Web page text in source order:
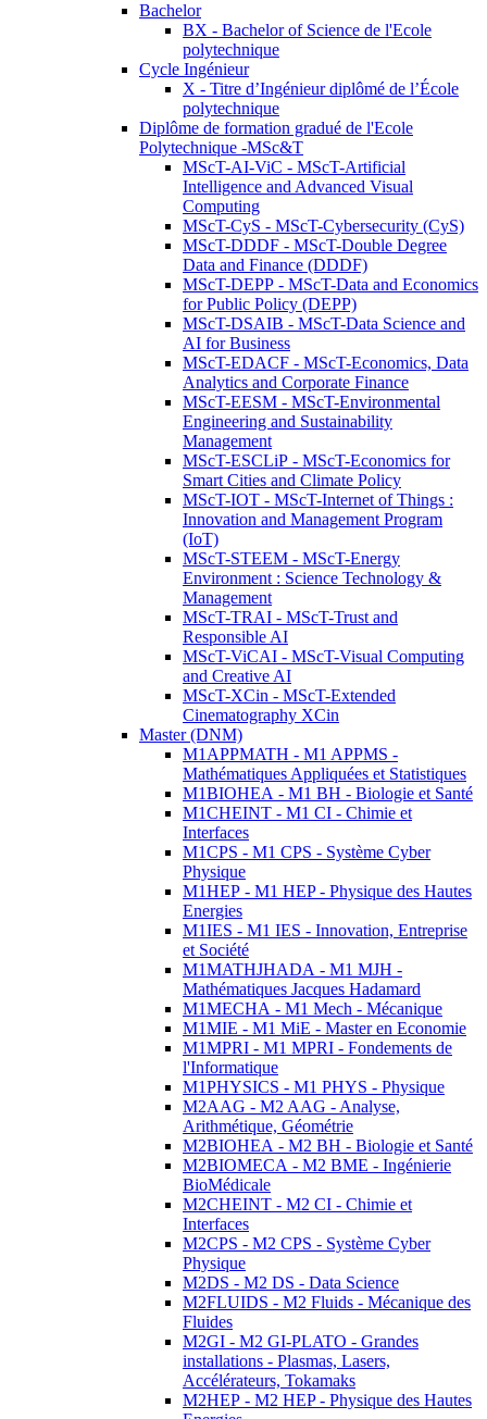
Bachelor
BX - Bachelor of Science de l'Ecole
polytechnique
Cycle Ingénieur
X - Titre d’Ingénieur diplômé de l’École
polytechnique
Diplôme de formation gradué de l'Ecole
Polytechnique -MSc&T
MScT-AI-ViC - MScT-Artificial
Intelligence and Advanced Visual
Computing
MScT-CyS - MScT-Cybersecurity (CyS)
MScT-DDDF - MScT-Double Degree
Data and Finance (DDDF)
MScT-DEPP - MScT-Data and Economics
for Public Policy (DEPP)
MScT-DSAIB - MScT-Data Science and
AI for Business
MScT-EDACF - MScT-Economics, Data
Analytics and Corporate Finance
MScT-EESM - MScT-Environmental
Engineering and Sustainability
Management
MScT-ESCLiP - MScT-Economics for
Smart Cities and Climate Policy
MScT-IOT - MScT-Internet of Things :
Innovation and Management Program
(IoT)
MScT-STEEM - MScT-Energy
Environment : Science Technology &
Management
MScT-TRAI - MScT-Trust and
Responsible AI
MScT-ViCAI - MScT-Visual Computing
and Creative AI
MScT-XCin - MScT-Extended
Cinematography XCin
Master (DNM)
M1APPMATH - M1 APPMS -
Mathématiques Appliquées et Statistiques
M1BIOHEA - M1 BH - Biologie et Santé
M1CHEINT - M1 CI - Chimie et
Interfaces
M1CPS - M1 CPS - Système Cyber
Physique
M1HEP - M1 HEP - Physique des Hautes
Energies
M1IES - M1 IES - Innovation, Entreprise
et Société
M1MATHJHADA - M1 MJH -
Mathématiques Jacques Hadamard
M1MECHA - M1 Mech - Mécanique
M1MIE - M1 MiE - Master en Economie
M1MPRI - M1 MPRI - Fondements de
l'Informatique
M1PHYSICS - M1 PHYS - Physique
M2AAG - M2 AAG - Analyse,
Arithmétique, Géométrie
M2BIOHEA - M2 BH - Biologie et Santé
M2BIOMECA - M2 BME - Ingénierie
BioMédicale
M2CHEINT - M2 CI - Chimie et
Interfaces
M2CPS - M2 CPS - Système Cyber
Physique
M2DS - M2 DS - Data Science
M2FLUIDS - M2 Fluids - Mécanique des
Fluides
M2GI - M2 GI-PLATO - Grandes
installations - Plasmas, Lasers,
Accélérateurs, Tokamaks
M2HEP - M2 HEP - Physique des Hautes